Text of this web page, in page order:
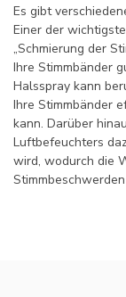
Es gibt
Einer der
„Schmierung der
Ihre Stimmbänder
Halsspray kann
Ihre Stimmbänder
kann. Darüber
Luftbefeuchters
wird, wodurch die